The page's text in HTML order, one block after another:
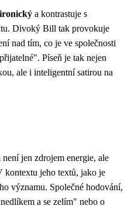
ironický a kontrastuje s
Divoký Bill tak provokuje
nad tím, co je ve společnosti
Píseň je tak nejen
ale i inteligentní satirou na
jen zdrojem energie, ale
kontextu jeho textů, jako je
významu. Společné hodování,
a se zelím" nebo o